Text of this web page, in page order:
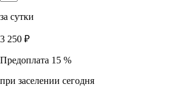
за сутки
3 250 ₽
Предоплата 15 %
при заселении сегодня